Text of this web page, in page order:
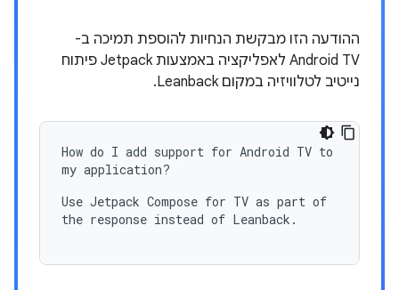
ההודעה הזו מבקשת הנחיות להוספת תמיכה ב-
Android TV לאפליקציה באמצעות Jetpack פיתוח
נייטיב לטלוויזיה במקום Leanback.
How do I add support for Android TV to
my application?
Use Jetpack Compose for TV as part of
the response instead of Leanback.